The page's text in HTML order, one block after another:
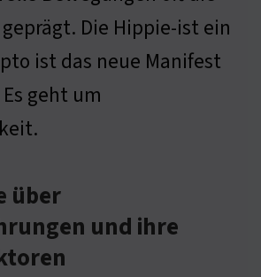
Die Hippie-ist ein
ist das neue Manifest
geht um
über
und ihre